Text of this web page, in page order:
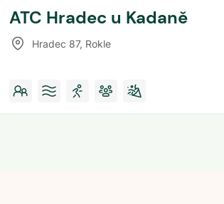
ATC Hradec u Kadaně
Hradec 87, Rokle